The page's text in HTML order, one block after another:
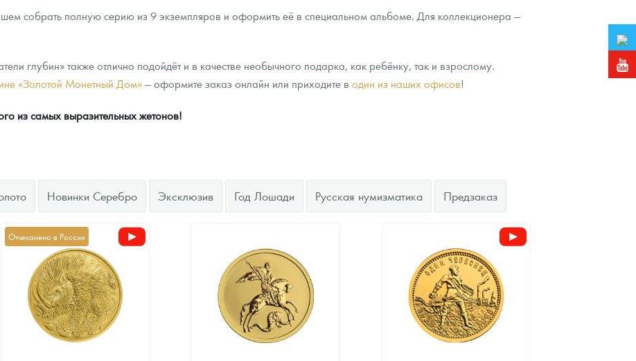
собрать полную серию из 9 экземпляров и оформить её в специальном альбоме. Для коллекционера —
глубин» также отлично подойдёт и в качестве необычного подарка, как ребёнку, так и взрослому.
«Золотой Монетный Дом»— оформите заказ онлайн или приходите в один из наших офисов!
из самых выразительных жетонов!
Новинки Серебро Эксклюзив Год Лошади Русская нумизматика Предзаказ
Отчеканено в России